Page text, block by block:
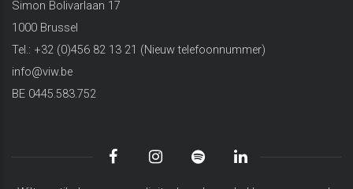
Simon Bolivarlaan 17
1000 Brussel
Tel.: +32 (0)456 82 13 21 (Nieuw telefoonnummer)
info@viw.be
BE 0445.583.752